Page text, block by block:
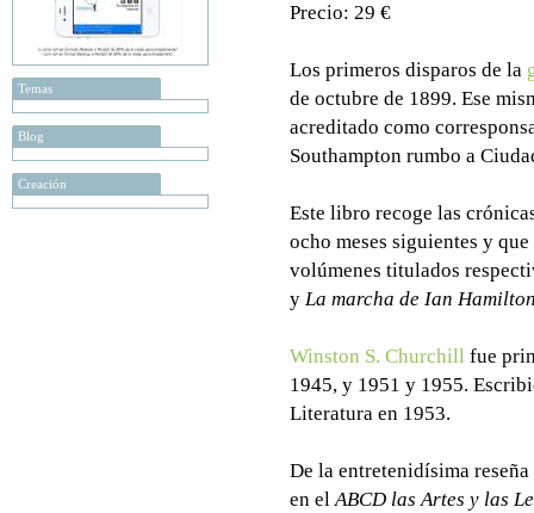
Temas
Blog
Creación
Precio: 29 €
Los primeros disparos de la
de octubre de 1899. Ese
acreditado como
Southampton rumbo a
Este libro recoge las
ocho meses siguientes y
volúmenes titulados
y La marcha de Ian
Winston S. Churchill fue
1945, y 1951 y 1955.
Literatura en 1953.
De la entretenidísima
en elABCD las Artes y las